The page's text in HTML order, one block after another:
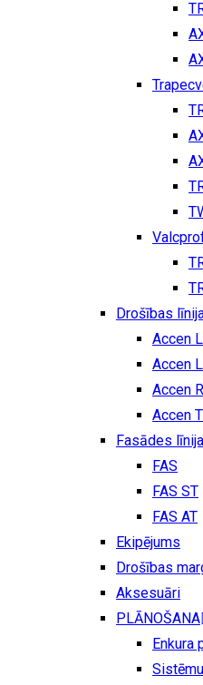
Drošības
Accen
Accen
Accen
Accen
Fasādes
FAS
FAS ST
FAS AT
Ekipējums
Drošības
Aksesuāri
PLĀNOŠANA
Enkura